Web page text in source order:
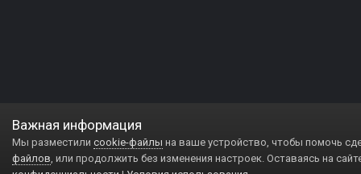
Важная информация
Мы разместили cookie-файлы на ваше устройство, чтобы помочь
файлов, или продолжить без изменения настроек. Оставаясь на